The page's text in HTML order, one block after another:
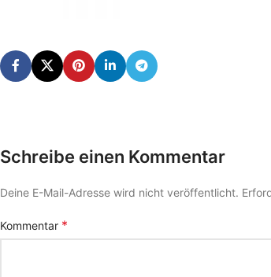
Schreibe einen Kommentar
Deine E-Mail-Adresse wird nicht veröffentlicht.
Kommentar *